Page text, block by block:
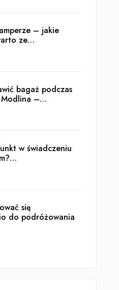
– jakie
ze…
bagaż podczas
Modlina –…
w świadczeniu
się
do podróżowania